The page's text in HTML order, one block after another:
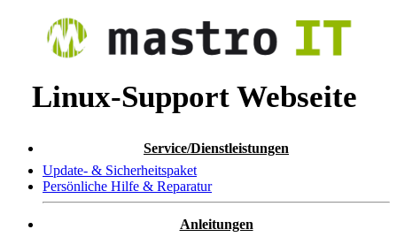
Linux-Support Webseite
Service/Dienstleistungen
Update- & Sicherheitspaket
Persönliche Hilfe & Reparatur
Anleitungen